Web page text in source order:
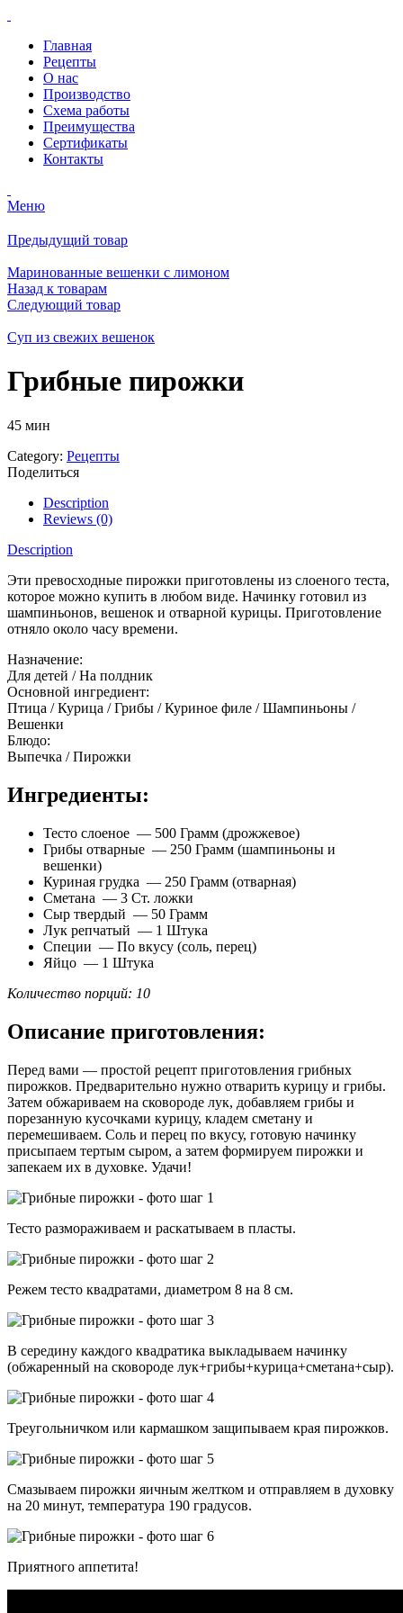
Главная
Рецепты
О нас
Производство
Схема работы
Преимущества
Сертификаты
Контакты
Меню
Предыдущий товар
Маринованные вешенки с лимоном
Назад к товарам
Следующий товар
Суп из свежих вешенок
Грибные пирожки
45 мин
Category: Рецепты
Поделиться
Description
Reviews (0)
Description
Эти превосходные пирожки приготовлены из слоеного теста,
которое можно купить в любом виде. Начинку готовил из
шампиньонов, вешенок и отварной курицы. Приготовление
отняло около часу времени.
Назначение:
Для детей /На полдник
Основной ингредиент:
Птица /Курица /Грибы /Куриное филе /Шампиньоны /
Вешенки
Блюдо:
Выпечка /Пирожки
Ингредиенты:
Тесто слоеное — 500 Грамм (дрожжевое)
Грибы отварные — 250 Грамм (шампиньоны и
вешенки)
Куриная грудка — 250 Грамм (отварная)
Сметана — 3 Ст. ложки
Сыр твердый — 50 Грамм
Лук репчатый — 1 Штука
Специи — По вкусу (соль, перец)
Яйцо — 1 Штука
Количество порций: 10
Описание приготовления:
Перед вами — простой рецепт приготовления грибных
пирожков. Предварительно нужно отварить курицу и грибы.
Затем обжариваем на сковороде лук, добавляем грибы и
порезанную кусочками курицу, кладем сметану и
перемешиваем. Соль и перец по вкусу, готовую начинку
присыпаем тертым сыром, а затем формируем пирожки и
запекаем их в духовке. Удачи!
Тесто размораживаем и раскатываем в пласты.
Режем тесто квадратами, диаметром 8 на 8 см.
В середину каждого квадратика выкладываем начинку
(обжаренный на сковороде лук+грибы+курица+сметана+сыр).
Треугольничком или кармашком защипываем края пирожков.
Смазываем пирожки яичным желтком и отправляем в духовку
на 20 минут, температура 190 градусов.
Приятного аппетита!